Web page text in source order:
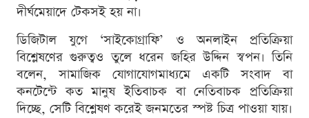
দীর্ঘমেয়াদে টেকসই হয় না।
ডিজিটাল যুগে ‘সাইকোগ্রাফি’ ও অনলাইন প্রতিক্রিয়া
বিশ্লেষণের গুরুত্বও তুলে ধরেন জহির উদ্দিন স্বপন। তিনি
বলেন, সামাজিক যোগাযোগমাধ্যমে একটি সংবাদ বা
কনটেন্টে কত মানুষ ইতিবাচক বা নেতিবাচক প্রতিক্রিয়া
দিচ্ছে, সেটি বিশ্লেষণ করেই জনমতের স্পষ্ট চিত্র পাওয়া যায়।